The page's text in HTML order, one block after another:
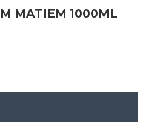
MATIEM 1000ML